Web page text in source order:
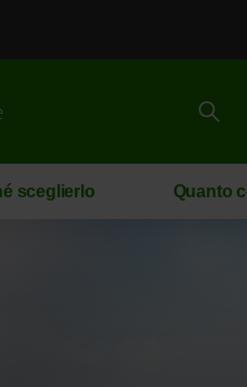
ACCEDI
sceglierlo Quanto